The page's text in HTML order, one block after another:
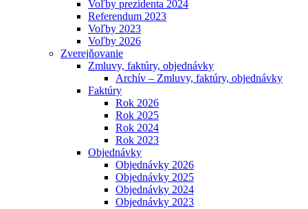
Voľby prezidenta 2024
Referendum 2023
Voľby 2023
Voľby 2026
Zverejňovanie
Zmluvy, faktúry, objednávky
Archív – Zmluvy, faktúry, objednávky
Faktúry
Rok 2026
Rok 2025
Rok 2024
Rok 2023
Objednávky
Objednávky 2026
Objednávky 2025
Objednávky 2024
Objednávky 2023